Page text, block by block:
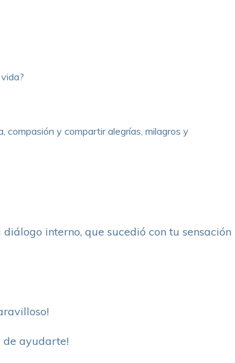
compasión y compartir alegrías, milagros y
interno, que sucedió con tu sensación
de ayudarte!